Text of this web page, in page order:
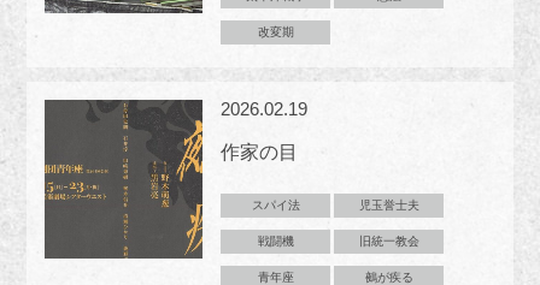
改変期
2026.02.19
作家の目
スパイ法 児玉誉士夫
戦闘機 旧統一教会
青年座 鵺が疾る